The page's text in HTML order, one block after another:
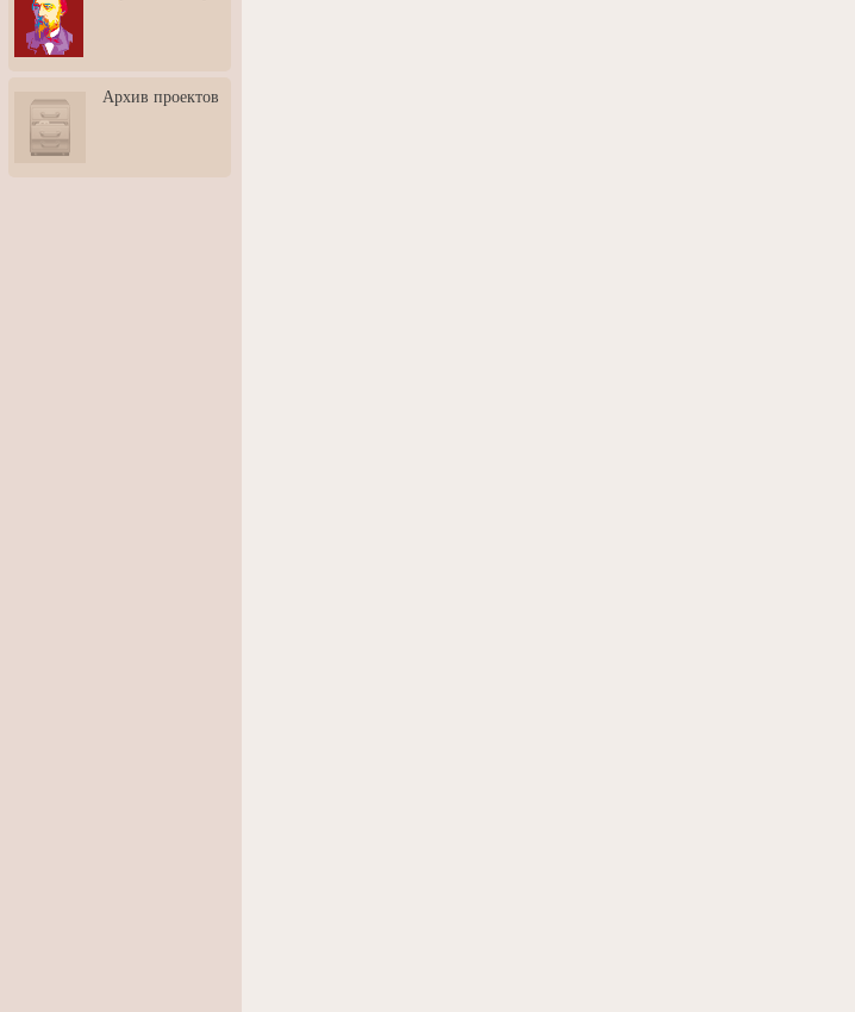
3: Обусловленности
человека и их влияние на
карьеру
скульптором Дмитрием
Тугариновым
АртБульвар в День города
Архив проектов